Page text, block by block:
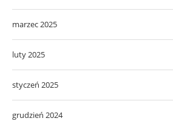
marzec 2025
luty 2025
styczeń 2025
grudzień 2024